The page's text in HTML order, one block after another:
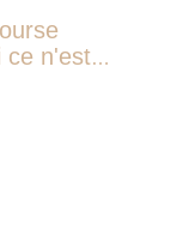
ce n'est
rien